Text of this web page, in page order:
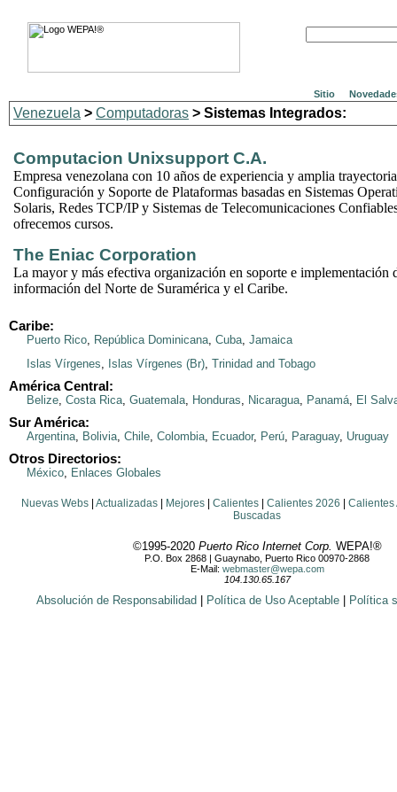
Sitio
Venezuela > Computadoras > Sistemas Integrados:
Computacion Unixsupport C.A.
Empresa venezolana con 10 años de experiencia y amplia
Configuración y Soporte de Plataformas basadas en Sistemas
Solaris, Redes TCP/IP y Sistemas de Telecomunicaciones
ofrecemos cursos.
The Eniac Corporation
La mayor y más efectiva organización en soporte e implementación
información del Norte de Suramérica y el Caribe.
Caribe:
Puerto Rico, República Dominicana, Cuba, Jamaica
Islas Vírgenes, Islas Vírgenes (Br), Trinidad and Tobago
América Central:
Belize, Costa Rica, Guatemala, Honduras, Nicaragua, Panamá, El
Sur América:
Argentina, Bolivia, Chile, Colombia, Ecuador, Perú, Paraguay, Uruguay
Otros Directorios:
México, Enlaces Globales
Nuevas Webs| Actualizadas| Mejores| Calientes| Calientes 2026
Calientes
Buscadas
©1995-2020 Puerto Rico Internet Corp. WEPA!®
P.O. Box 2868 | Guaynabo, Puerto Rico 00970-2868
E-Mail: webmaster@wepa.com
104.130.65.167
Absolución de Responsabilidad Política de Uso Aceptable Política